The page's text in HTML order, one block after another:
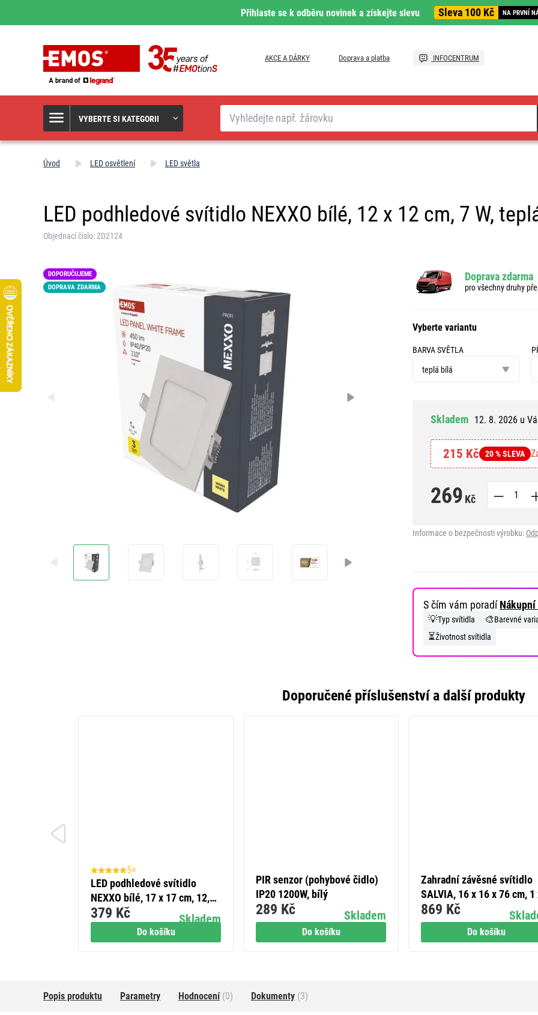
Přihlaste se k odběru novinek a získejte slevu Sleva 100 Kč NA PRVNÍ
AKCE A DÁRKY Doprava a platba INFOCENTRUM
VYBERTE SI KATEGORII
Hledat
Úvod LED osvětlení LED světla
LED podhledové svítidlo NEXXO bílé, 12 x 12 cm, 7 W,
Objednací číslo: ZD2124
DOPORUČUJEME
DOPRAVA ZDARMA
Doprava zdarma
pro všechny druhy
Vyberte variantu
BARVA SVĚTLA
světla
teplá bílá
Skladem 12. 8. 2026 u
215 Kč 20 % SLEVA
269 Kč
Informace o bezpečnosti výrobku:
S čím vám poradí
💡Typ svítidla 🎨Barevné
⏳Životnost svítidla
Doporučené příslušenství a další produkty
Do košíku
5×
LED podhledové svítidlo
NEXXO bílé, 17 x 17 cm, 12,5
W, neutrální bílá
Skladem
379 Kč
Do košíku
PIR senzor (pohybové čidlo)
IP20 1200W, bílý
Skladem
289 Kč
Do košíku
Zahradní závěsné svítidlo
SALVIA, 16 x 16 x 76 cm, 1
E27, 15 W
869 Kč
Popis produktu Parametry Hodnocení(0) Dokumenty (3)